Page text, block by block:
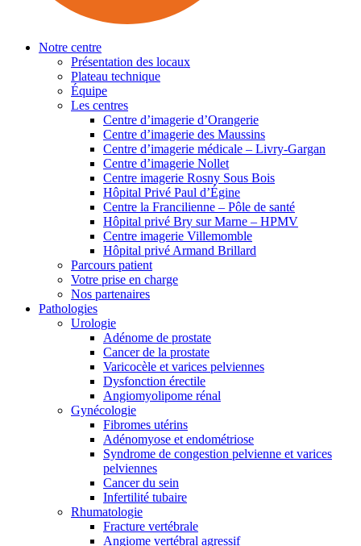
Notre centre
Présentation des locaux
Plateau technique
Équipe
Les centres
Centre d’imagerie d’Orangerie
Centre d’imagerie des Maussins
Centre d’imagerie médicale – Livry-Gargan
Centre d’imagerie Nollet
Centre imagerie Rosny Sous Bois
Hôpital Privé Paul d’Égine
Centre la Francilienne – Pôle de santé
Hôpital privé Bry sur Marne – HPMV
Centre imagerie Villemomble
Hôpital privé Armand Brillard
Parcours patient
Votre prise en charge
Nos partenaires
Pathologies
Urologie
Adénome de prostate
Cancer de la prostate
Varicocèle et varices pelviennes
Dysfonction érectile
Angiomyolipome rénal
Gynécologie
Fibromes utérins
Adénomyose et endométriose
Syndrome de congestion pelvienne et varices
pelviennes
Cancer du sein
Infertilité tubaire
Rhumatologie
Fracture vertébrale
Angiome vertébral agressif